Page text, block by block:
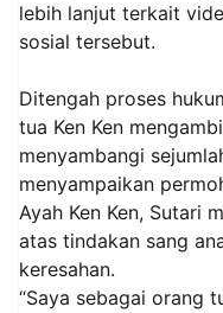
lebih lanjut terkait
sosial tersebut.
Ditengah proses
tua Ken Ken
menyambangi
menyampaikan
Ayah Ken Ken, Sutari
atas tindakan sang
keresahan.
“Saya sebagai orang